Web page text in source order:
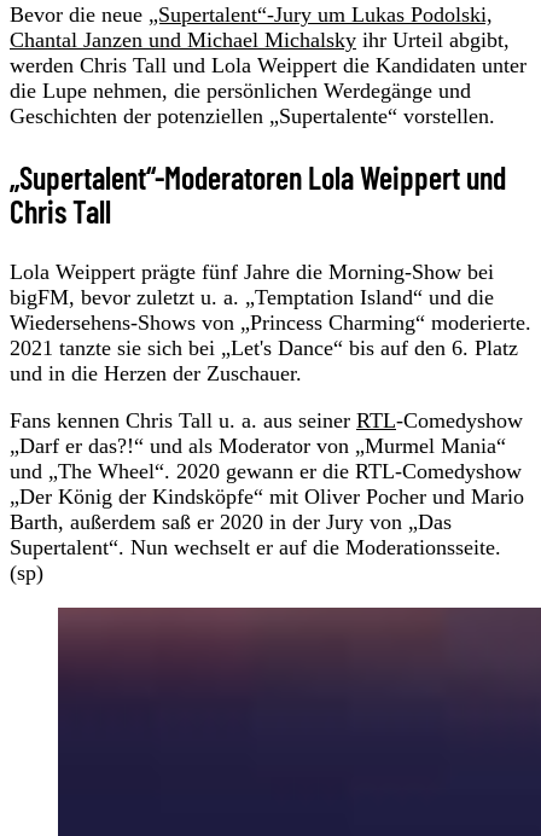
Bevor die neue „Supertalent“-Jury um Lukas Podolski,
Chantal Janzen und Michael Michalsky ihr Urteil abgibt,
werden Chris Tall und Lola Weippert die Kandidaten unter
die Lupe nehmen, die persönlichen Werdegänge und
Geschichten der potenziellen „Supertalente“ vorstellen.
„Supertalent“-Moderatoren Lola Weippert und
Chris Tall
Lola Weippert prägte fünf Jahre die Morning-Show bei
bigFM, bevor zuletzt u. a. „Temptation Island“ und die
Wiedersehens-Shows von „Princess Charming“ moderierte.
2021 tanzte sie sich bei „Let's Dance“ bis auf den 6. Platz
und in die Herzen der Zuschauer.
Fans kennen Chris Tall u. a. aus seiner RTL-Comedyshow
„Darf er das?!“ und als Moderator von „Murmel Mania“
und „The Wheel“. 2020 gewann er die RTL-Comedyshow
„Der König der Kindsköpfe“ mit Oliver Pocher und Mario
Barth, außerdem saß er 2020 in der Jury von „Das
Supertalent“. Nun wechselt er auf die Moderationsseite.
(sp)